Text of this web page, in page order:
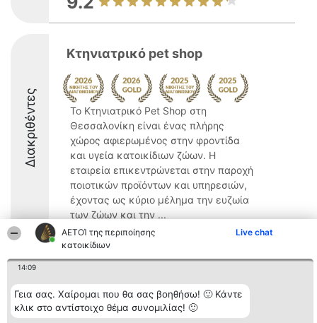
ΑΕΤΟΊ της περιποίησης
κατοικίδιων
Live chat
14:09
Γεια σας. Χαίρομαι που θα σας βοηθήσω! 🙂 Κάντε
κλικ στο αντίστοιχο θέμα συνομιλίας! 🙂
Διακριθέντες
Κτηνιατρικό pet shop
Το Κτηνιατρικό Pet Shop στη
Θεσσαλονίκη είναι ένας πλήρης
χώρος αφιερωμένος στην φροντίδα
και υγεία κατοικίδιων ζώων. Η
εταιρεία επικεντρώνεται στην παροχή
ποιοτικών προϊόντων και υπηρεσιών,
έχοντας ως κύριο μέλημα την ευζωία
των ζώων και την ...
9.8
Διοργανωτής της
κατάταξης
BEAUTIFUL COMPANY
Κατάταξη
Διακριθέντες
Λίστα όλων
Επικοινωνία
Επικοινωνία